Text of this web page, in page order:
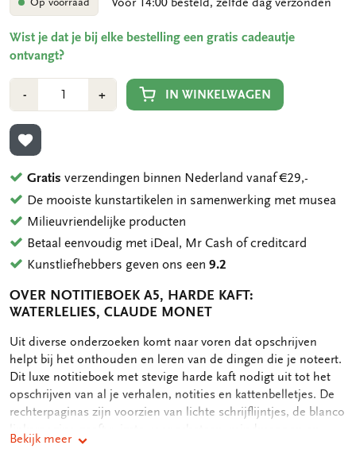
Wist je dat je bij elke bestelling een gratis cadeautje
ontvangt?
-Min
1
+Plus
1
IN WINKELWAGEN
TOEVOEGEN AAN VERLANGLIJST
Gratis verzendingen binnen Nederland vanaf €29,-
De mooiste kunstartikelen in samenwerking met musea
Milieuvriendelijke producten
Betaal eenvoudig met iDeal, Mr Cash of creditcard
Kunstliefhebbers geven ons een9.2
OVER NOTITIEBOEK A5, HARDE KAFT:
WATERLELIES, CLAUDE MONET
OMSCHRIJVING
Uit diverse onderzoeken komt naar voren dat opschrijven
helpt bij het onthouden en leren van de dingen die je noteert.
Dit luxe notitieboek met stevige harde kaft nodigt uit tot het
opschrijven van al je verhalen, notities en kattenbelletjes. De
rechterpaginas zijn voorzien van lichte schrijflijntjes, de blanco
doodles. Het notitieboekje bevat achterin nog een handig
Bekijk meer